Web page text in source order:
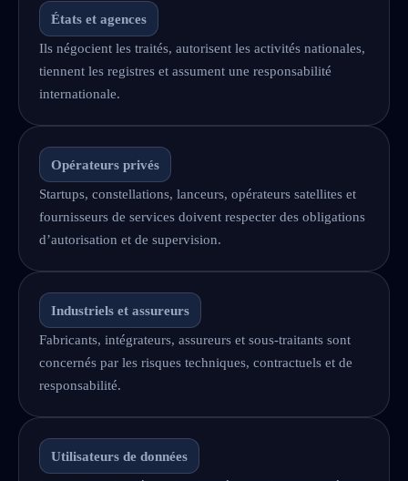
États et agences
Ils négocient les traités, autorisent les activités nationales,
tiennent les registres et assument une responsabilité
internationale.
Opérateurs privés
Startups, constellations, lanceurs, opérateurs satellites et
fournisseurs de services doivent respecter des obligations
d’autorisation et de supervision.
Industriels et assureurs
Fabricants, intégrateurs, assureurs et sous-traitants sont
concernés par les risques techniques, contractuels et de
responsabilité.
Utilisateurs de données